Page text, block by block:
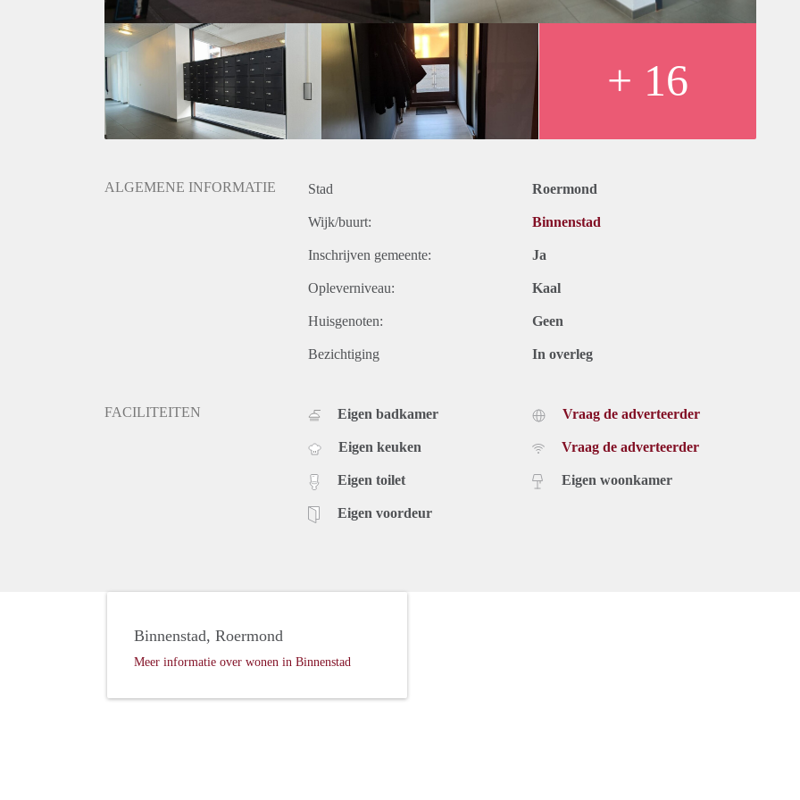
- Servicekosten: € 50,- per maand (incl. waterverbruik);
- Stookkosten € 100,- per maand
- Waarborgsom € 1670,-
- Huurtermijn bedraagt minimaal 25 maanden
- Niet geschikt voor studenten en huurders onder de 23 jaar
Wij werken conform het toewijzigingsprotocol van Pararius. Meer informatie vind je via deze link:
https://tinyurl.com/59s3pdsc
+ 16
ALGEMENE INFORMATIE Stad Roermond
Wijk/buurt: Binnenstad
Inschrijven gemeente: Ja
Opleverniveau: Kaal
Huisgenoten: Geen
Bezichtiging In overleg
FACILITEITEN Eigen badkamer
Eigen keuken
Eigen toilet
Eigen voordeur
Vraag de adverteerder
Vraag de adverteerder
Eigen woonkamer
Binnenstad, Roermond
Meer informatie over wonen in Binnenstad